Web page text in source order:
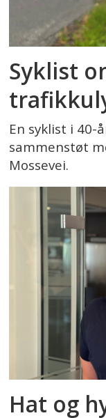
Syklist
En syklist i
sammenstøt
Mossevei.
Hat og